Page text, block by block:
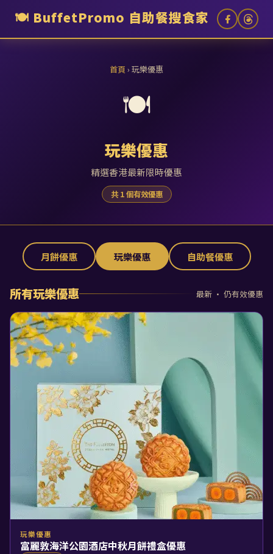
🍽️ BuffetPromo 自助餐搜食家
首頁 › 玩樂優惠
🍽️
玩樂優惠
精選香港最新限時優惠
共 1 個有效優惠
月餅優惠 玩樂優惠 自助餐優惠
所有玩樂優惠 最新 · 仍有效優惠
玩樂優惠
富麗敦海洋公園酒店中秋月餅禮盒優惠